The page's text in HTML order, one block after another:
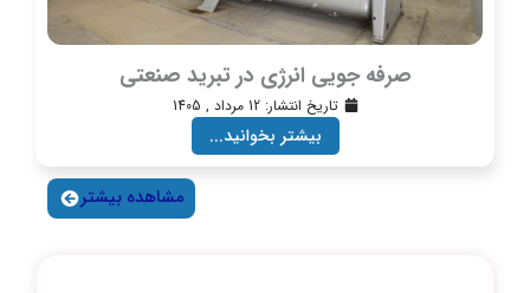
صرفه جویی انرژی در تبرید صنعتی
تاریخ انتشار:12 مرداد , 1405
بیشتر بخوانید...
مشاهده بیشتر